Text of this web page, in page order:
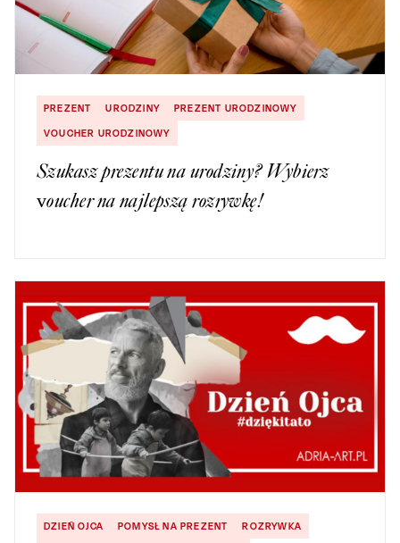
PREZENT URODZINY
PREZENT URODZINOWY
VOUCHER URODZINOWY
Szukasz prezentu na urodziny? Wybierz
voucher na najlepszą rozrywkę!
DZIEŃ OJCA POMYSŁ NA PREZENT
ROZRYWKA